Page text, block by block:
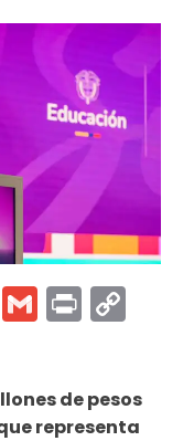
Gmail
Print
de pesos
representa